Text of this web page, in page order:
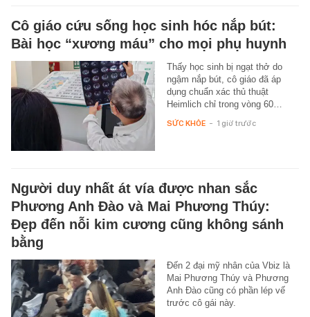
Cô giáo cứu sống học sinh hóc nắp bút:
Bài học “xương máu” cho mọi phụ huynh
Thấy học sinh bị ngạt thở do
ngậm nắp bút, cô giáo đã áp
dụng chuẩn xác thủ thuật
Heimlich chỉ trong vòng 60…
SỨC KHỎE - 1 giờ trước
Người duy nhất át vía được nhan sắc
Phương Anh Đào và Mai Phương Thúy:
Đẹp đến nỗi kim cương cũng không sánh
bằng
Đến 2 đại mỹ nhân của Vbiz là
Mai Phương Thúy và Phương
Anh Đào cũng có phần lép vế
trước cô gái này.